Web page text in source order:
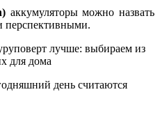
аккумуляторы можно назвать
день считаются